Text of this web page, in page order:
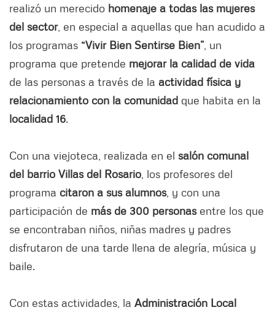
realizó un merecido homenaje a todas las mujeres
del sector, en especial a aquellas que han acudido a
los programas “Vivir Bien Sentirse Bien” , un
programa que pretende mejorar la calidad de vida
de las personas a través de la actividad física y
relacionamiento con la comunidad que habita en la
localidad 16.
Con una viejoteca, realizada en el salón comunal
del barrio Villas del Rosario , los profesores del
programa citaron a sus alumnos, y con una
participación de más de 300 personas entre los que
se encontraban niños, niñas madres y padres
disfrutaron de una tarde llena de alegría, música y
baile.
Con estas actividades, la Administración Local